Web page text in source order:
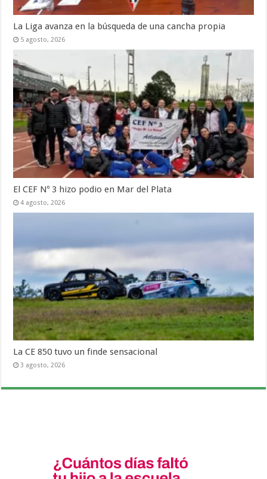
La Liga avanza en la búsqueda de una cancha propia
5 agosto, 2026
El CEF Nº 3 hizo podio en Mar del Plata
4 agosto, 2026
La CE 850 tuvo un finde sensacional
3 agosto, 2026